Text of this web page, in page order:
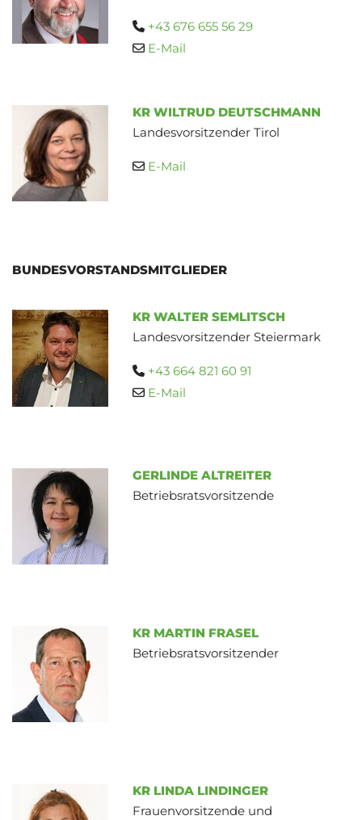
 +43 676 655 56 29
 E-Mail
KR WILTRUD DEUTSCHMANN
Landesvorsitzender Tirol
 E-Mail
BUNDESVORSTANDSMITGLIEDER
KR WALTER SEMLITSCH
Landesvorsitzender Steiermark
 +43 664 821 60 91
 E-Mail
GERLINDE ALTREITER
Betriebsratsvorsitzende
KR MARTIN FRASEL
Betriebsratsvorsitzender
KR LINDA LINDINGER
Frauenvorsitzende und